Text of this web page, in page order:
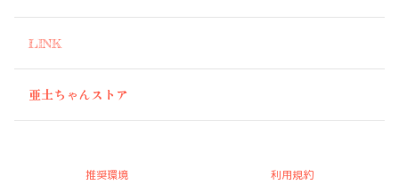
LINK
亜土ちゃんストア
推奨環境 利用規約